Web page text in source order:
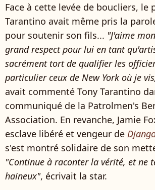
Face à cette levée de boucliers, le
Tarantino avait même pris la
pour soutenir son fils... "J'aime
grand respect pour lui en tant
sacrément tort de qualifier les
particulier ceux de New York où je
avait commenté Tony Tarantino
communiqué de la Patrolmen's
Association. En revanche, Jamie
esclave libéré et vengeur de
s'est montré solidaire de son
"Continue à raconter la vérité, et ne
haineux", écrivait la star.